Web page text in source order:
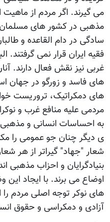
می گیرند. اگر مردم از ماهیت
مذهبی در کشور های مسلمان
سادگی در دام القاعده و
فقیه ایران قرار نمی گرفتند.
غربی نیز نقش فعال دارند.
های فاسد و زورگو در جهان
های دمکراتیک، تروریست
مردمی علیه منافع غرب و
به احساسات انسانی و
ی دیگر چنان جو عمومی را
شعار "جهاد" گیراتر از هر
بنیادگرایان و احزاب مذهبی
اوضاع می برند. با ایجاد
های نوکر توجه اصلی مردم
آزادی و دمکراسی و حقوق